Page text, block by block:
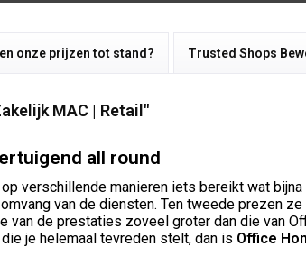
onze prijzen tot stand? Trusted Shops
MAC | Retail"
all round
verschillende manieren iets bereikt wat
van de diensten. Ten tweede prezen
de prestaties zoveel groter dan die van
je helemaal tevreden stelt, dan is Office